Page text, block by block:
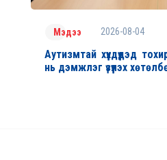
Мэдээ 2026-08-04
Аутизмтай хүүхдүүдэд
нь дэмжлэг үзүүлэх